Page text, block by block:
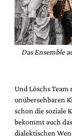
Das Ensemble
Und Löschs
unübersehbaren
schon die soziale
bekommt auch
dialektischen